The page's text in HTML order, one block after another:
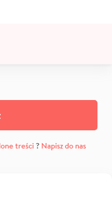
treści? Napisz do nas